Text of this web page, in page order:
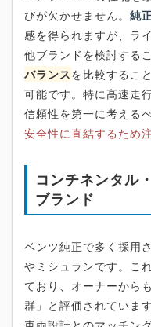
びが欠かせません。 純
感を得られますが、ラ
他ブランドを検討する
バランスを比較するこ
可能です。特に高速走
信頼性を第一に考える
安全性に直結するため
コンチネンタル
ブランド
ベンツ純正で多く採用
やミシュランです。こ
ており、オーナーから
群」と評価されています